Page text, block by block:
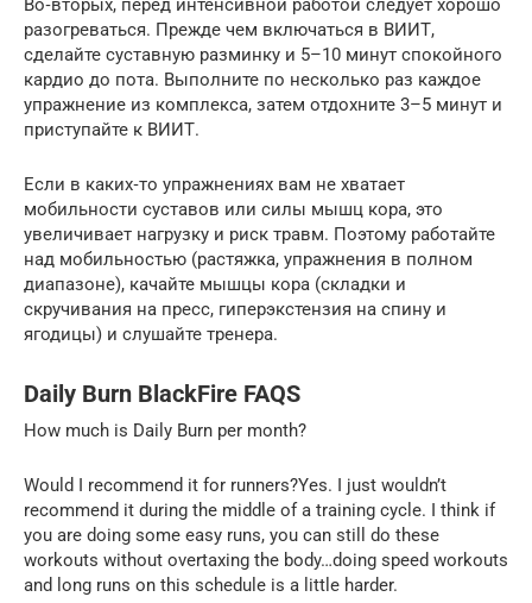
разогреваться. Прежде чем включаться в ВИИТ,
сделайте суставную разминку и 5–10 минут спокойного
кардио до пота. Выполните по несколько раз каждое
упражнение из комплекса, затем отдохните 3–5 минут и
приступайте к ВИИТ.
Если в каких‑то упражнениях вам не хватает
мобильности суставов или силы мышц кора, это
увеличивает нагрузку и риск травм. Поэтому работайте
над мобильностью (растяжка, упражнения в полном
диапазоне), качайте мышцы кора (складки и
скручивания на пресс, гиперэкстензия на спину и
ягодицы) и слушайте тренера.
Daily Burn BlackFire FAQS
How much is Daily Burn per month?
Would I recommend it for runners?Yes. I just wouldn’t
recommend it during the middle of a training cycle. I think if
you are doing some easy runs, you can still do these
workouts without overtaxing the body…doing speed workouts
and long runs on this schedule is a little harder.